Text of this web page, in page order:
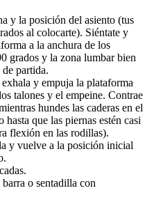
y la posición del asiento (tus
al colocarte). Siéntate y
a la anchura de los
grados y la zona lumbar bien
partida.
y empuja la plataforma
talones y el empeine. Contrae
hundes las caderas en el
que las piernas estén casi
flexión en las rodillas).
y vuelve a la posición inicial
o sentadilla con